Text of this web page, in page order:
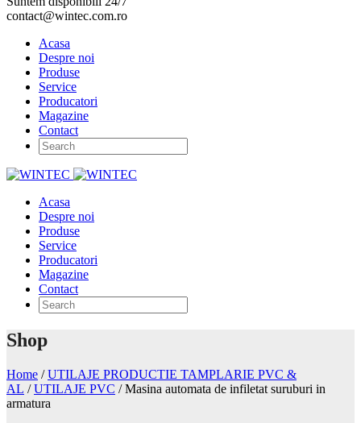
contact@wintec.com.ro
Acasa
Despre noi
Produse
Service
Producatori
Magazine
Contact
Acasa
Despre noi
Produse
Service
Producatori
Magazine
Contact
Shop
Home /UTILAJE PRODUCTIE TAMPLARIE PVC &
AL /UTILAJE PVC /Masina automata de infiletat suruburi in
armatura